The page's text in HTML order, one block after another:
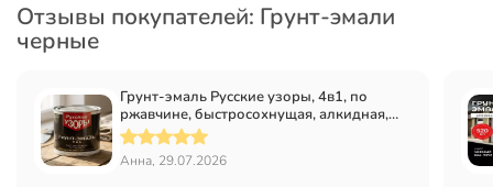
Отзывы покупателей: Грунт-эмали
черные
Грунт-эмаль Русские узоры, 4в1, по
ржавчине, быстросохнущая, алкидная,
полуглянцевая, черная, 0.8 кг
Анна, 29.07.2026